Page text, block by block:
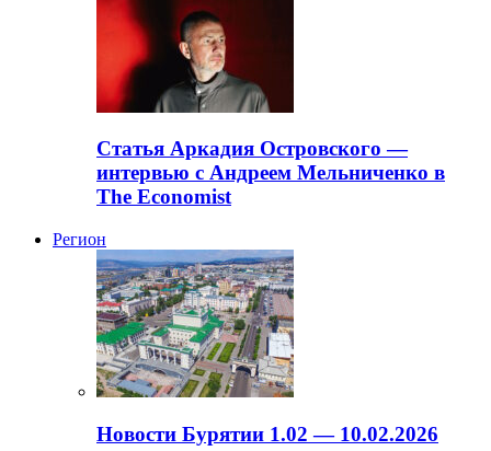
Статья Аркадия Островского —
интервью с Андреем Мельниченко в
The Economist
Регион
Новости Бурятии 1.02 — 10.02.2026